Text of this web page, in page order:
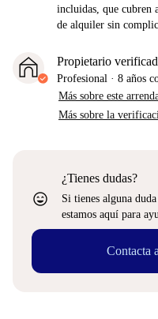
incluidas, que cubren
de alquiler sin
Propietario
Profesional · 8 años
Más sobre este
Más sobre la
sentiment_very_satisfied
¿Tienes dudas?
Si tienes alguna
estamos aquí para
Contacta